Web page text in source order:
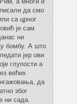
да смо
са црног
је сам
ни
бомбу. А што
јер ови
глупости а
већих
да
због
ни сада.